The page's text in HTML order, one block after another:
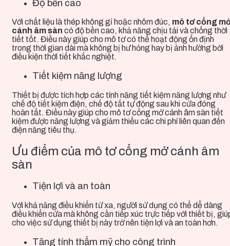
Độ bền cao
Với chất liệu là thép không gỉ hoặc nhôm đúc, mô tơ cổng
cánh âm sàn có độ bền cao, khả năng chịu tải và chống thời
tiết tốt. Điều này giúp cho mô tơ có thể hoạt động ổn định
trong thời gian dài mà không bị hư hỏng hay bị ảnh hưởng bởi
điều kiện thời tiết khắc nghiệt.
Tiết kiệm năng lượng
Thiết bị được tích hợp các tính năng tiết kiệm năng lượng như
chế độ tiết kiệm điện, chế độ tắt tự động sau khi cửa đóng
hoàn tất. Điều này giúp cho mô tơ cổng mở cánh âm sàn tiết
kiệm được năng lượng và giảm thiểu các chi phí liên quan đến
điện năng tiêu thụ.
Ưu điểm của mô tơ cổng mở cánh âm
sàn
Tiện lợi và an toàn
Với khả năng điều khiển từ xa, người sử dụng có thể dễ dàng
điều khiển cửa mà không cần tiếp xúc trực tiếp với thiết bị,
cho việc sử dụng thiết bị này trở nên tiện lợi và an toàn hơn.
Tăng tính thẩm mỹ cho công trình